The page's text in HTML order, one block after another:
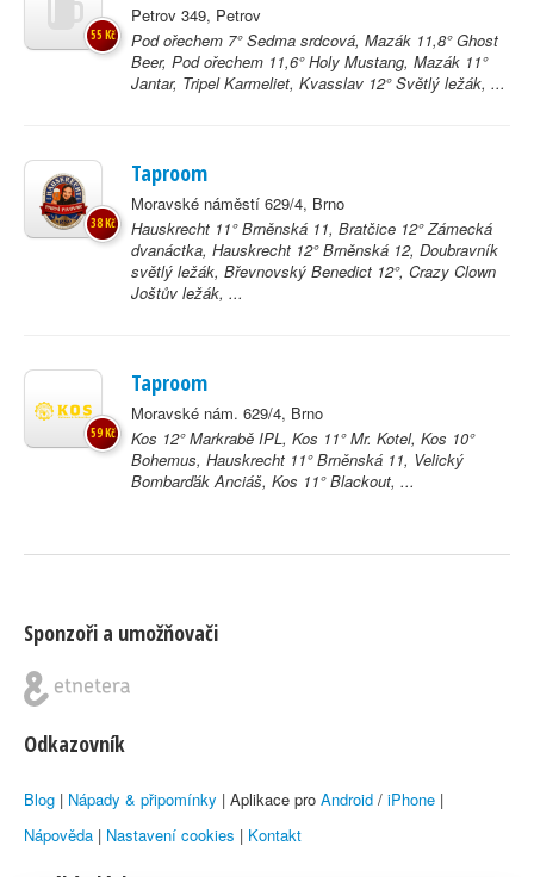
Petrov 349, Petrov
Pod ořechem 7° Sedma srdcová, Mazák 11,8° Ghost
Beer, Pod ořechem 11,6° Holy Mustang, Mazák 11°
Jantar, Tripel Karmeliet, Kvasslav 12° Světlý ležák, ...
55 Kč
Taproom
Moravské náměstí 629/4, Brno
Hauskrecht 11° Brněnská 11, Bratčice 12° Zámecká
dvanáctka, Hauskrecht 12° Brněnská 12, Doubravník
světlý ležák, Břevnovský Benedict 12°, Crazy Clown
Joštův ležák, ...
38 Kč
Taproom
Moravské nám. 629/4, Brno
Kos 12° Markrabě IPL, Kos 11° Mr. Kotel, Kos 10°
Bohemus, Hauskrecht 11° Brněnská 11, Velický
Bombarďák Anciáš, Kos 11° Blackout, ...
59 Kč
Sponzoři a umožňovači
Odkazovník
Blog | Nápady & připomínky | Aplikace pro Android / iPhone |
Nápověda | Nastavení cookies | Kontakt